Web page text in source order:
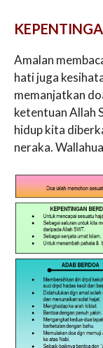
Amalan
hati juga
memanjatkan
ketentuan Allah
hidup kita
neraka.